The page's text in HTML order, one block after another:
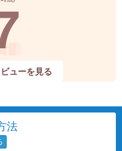
ューを見る
法